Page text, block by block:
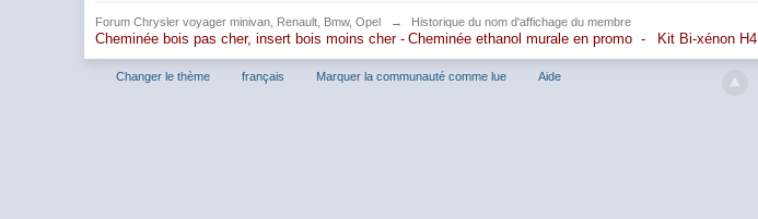
Forum Chrysler voyager minivan, Renault, Bmw, Opel → Historique du nom d'affichage du membre
Cheminée bois pas cher, insert bois moins cher - Cheminée ethanol murale en promo - Kit Bi-xénon
Changer le thème français Marquer la communauté comme lue Aide